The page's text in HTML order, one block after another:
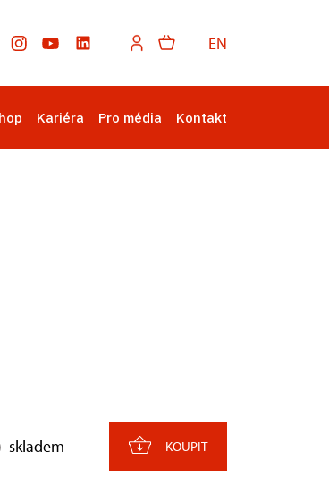
EN
Kariéra Pro média Kontakt
skladem KOUPIT